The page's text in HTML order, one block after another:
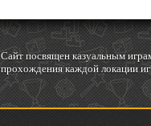
Cайт посвящен казуальным
прохождения каждой локации